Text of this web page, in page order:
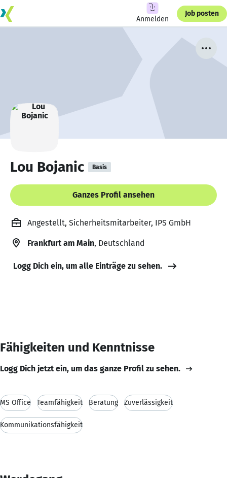
Anmelden
Job posten
Lou Bojanic Basis
Ganzes Profil ansehen
Angestellt, Sicherheitsmitarbeiter, IPS GmbH
Frankfurt am Main, Deutschland
Logg Dich ein, um alle Einträge zu sehen.
Fähigkeiten und Kenntnisse
Logg Dich jetzt ein, um das ganze Profil zu sehen.
MS Office Teamfähigkeit Beratung Zuverlässigkeit
Kommunikationsfähigkeit